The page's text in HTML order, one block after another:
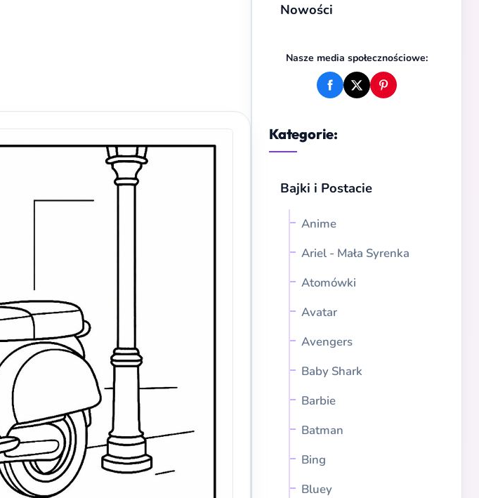
Nowości
Nasze media społecznościowe:
Kategorie:
Bajki i Postacie
Anime
Ariel - Mała Syrenka
Atomówki
Avatar
Avengers
Baby Shark
Barbie
Batman
Bing
Bluey